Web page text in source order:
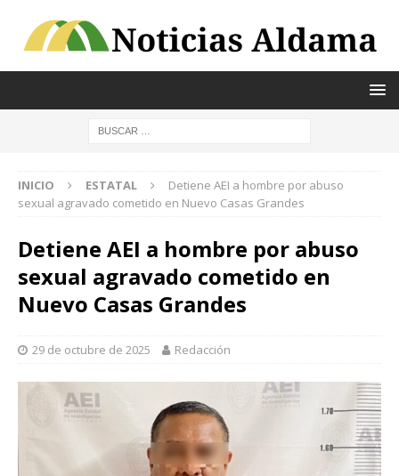
INICIO ESTATAL
Detiene AEI a hombre por abuso
sexual agravado cometido en Nuevo Casas Grandes
Detiene AEI a hombre por abuso
sexual agravado cometido en
Nuevo Casas Grandes
29 de octubre de 2025 Redacción